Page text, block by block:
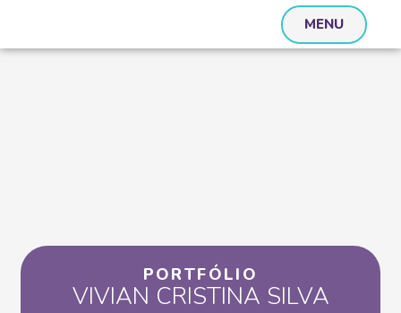
MENU
PORTFÓLIO
VIVIAN CRISTINA SILVA